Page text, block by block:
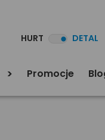
HURT DETAL
Promocje